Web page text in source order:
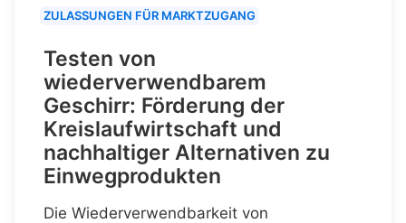
ZULASSUNGEN FÜR MARKTZUGANG
Testen von
wiederverwendbarem
Geschirr: Förderung der
Kreislaufwirtschaft und
nachhaltiger Alternativen zu
Einwegprodukten
Die Wiederverwendbarkeit von